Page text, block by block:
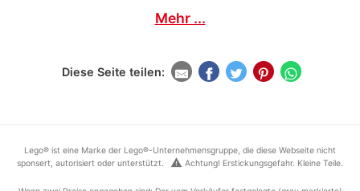
Mehr ...
Diese Seite teilen:
Lego® ist eine Marke der Lego®-Unternehmensgruppe, die diese Webseite nicht
sponsert, autorisiert oder unterstützt.
warning Achtung! Erstickungsgefahr. Kleine Teile.